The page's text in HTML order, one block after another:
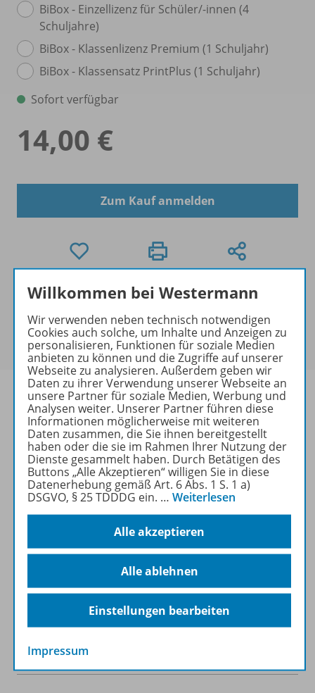
BiBox - Einzellizenz für Schüler/-innen (4
Schuljahre)
BiBox - Klassenlizenz Premium (1 Schuljahr)
BiBox - Klassensatz PrintPlus (1 Schuljahr)
Sofort verfügbar
14,00 €
Zum Kauf anmelden
Mengenrabatt
Klasse einenMengenrabatt. Der rabattierte Preis
wird Ihnen an der Kasse angezeigt.
Produktinformationen
Beschreibung
Lizenzbedingungen
Zugehörige Produkte
Video
Willkommen bei Westermann
Wir verwenden neben technisch notwendigen
Cookies auch solche, um Inhalte und Anzeigen zu
personalisieren, Funktionen für soziale Medien
anbieten zu können und die Zugriffe auf unserer
Webseite zu analysieren. Außerdem geben wir
Daten zu ihrer Verwendung unserer Webseite an
unsere Partner für soziale Medien, Werbung und
Analysen weiter. Unserer Partner führen diese
Informationen möglicherweise mit weiteren
Daten zusammen, die Sie ihnen bereitgestellt
haben oder die sie im Rahmen Ihrer Nutzung der
Dienste gesammelt haben. Durch Betätigen des
Buttons „Alle Akzeptieren“ willigen Sie in diese
Datenerhebung gemäß Art. 6 Abs. 1 S. 1 a)
DSGVO, § 25 TDDDG ein. … Weiterlesen
Alle akzeptieren
Alle ablehnen
Einstellungen bearbeiten
Impressum